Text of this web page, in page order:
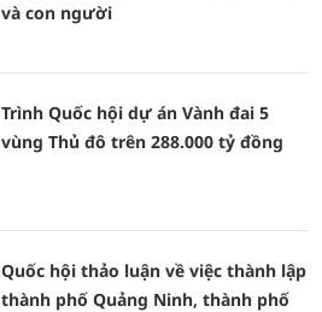
và con người
Trình Quốc hội dự án Vành đai 5
vùng Thủ đô trên 288.000 tỷ đồng
Quốc hội thảo luận về việc thành lập
thành phố Quảng Ninh, thành phố